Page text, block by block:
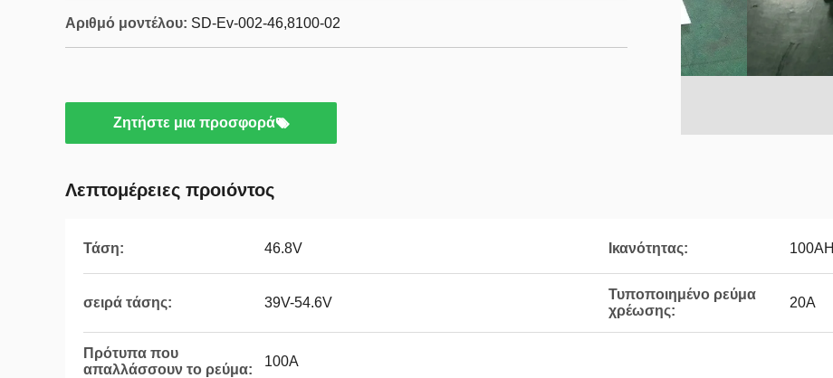
Αριθμό μοντέλου: SD-Ev-002-46,8100-02
Ζητήστε μια προσφορά
Λεπτομέρειες προιόντος
Τάση: 46.8V Ικανότητας: 100AH
σειρά τάσης: 39V-54.6V
Τυποποιημένο ρεύμα
χρέωσης:
20A
Πρότυπα που
απαλλάσσουν το ρεύμα:
100A